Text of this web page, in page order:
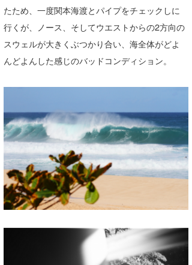
たため、一度関本海渡とパイプをチェックしに
行くが、ノース、そしてウエストからの2方向の
スウェルが大きくぶつかり合い、海全体がどよ
んどよんした感じのバッドコンディション。
たっちー
ハンマー
まっきー
三輪予報士
小川予報士
上田純子
上條将美
唐澤予報士
SancheZ